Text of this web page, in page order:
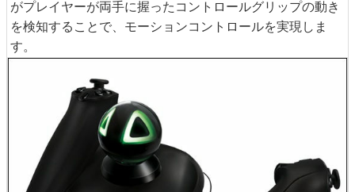
がプレイヤーが両手に握ったコントロールグリップの動き
を検知することで、モーションコントロールを実現しま
す。